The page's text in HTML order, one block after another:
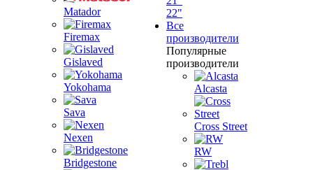
Matador
Firemax
Gislaved
Yokohama
Sava
Nexen
Bridgestone
22"
Все
производители
Популярные
производители
Alcasta
Cross Street
RW